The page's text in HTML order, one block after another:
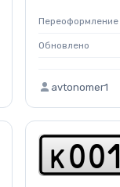
Переоформление
Обновлено
avtonomer1
k 0 0 1